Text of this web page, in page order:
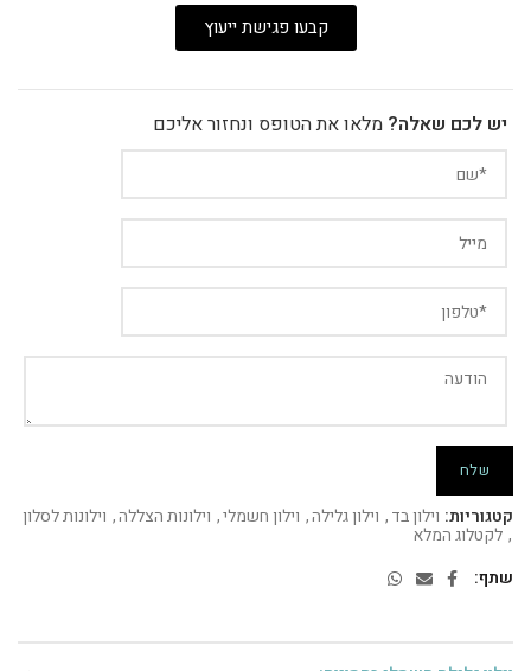
קבעו פגישת ייעוץ
יש לכם שאלה? מלאו את הטופס ונחזור אליכם
קטגוריות: וילון בד, וילון גלילה, וילון חשמלי, וילונות הצללה, וילונות לסלון
, לקטלוג המלא
שתף